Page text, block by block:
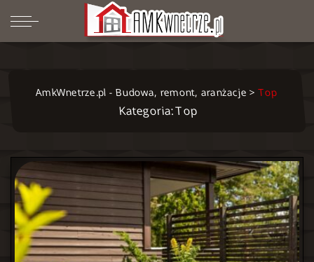
AmkWnetrze.pl - Budowa, remont, aranżacje>Top
Kategoria: Top